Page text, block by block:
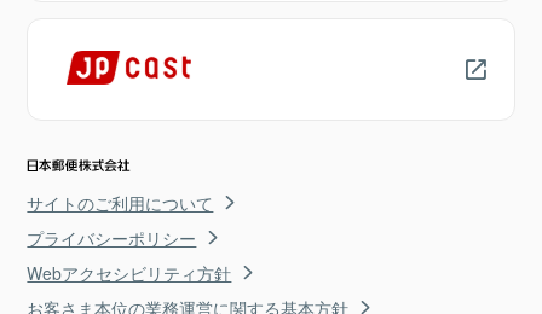
サイトのご利用について
プライバシーポリシー
Webアクセシビリティ方針
お客さま本位の業務運営に関する基本方針